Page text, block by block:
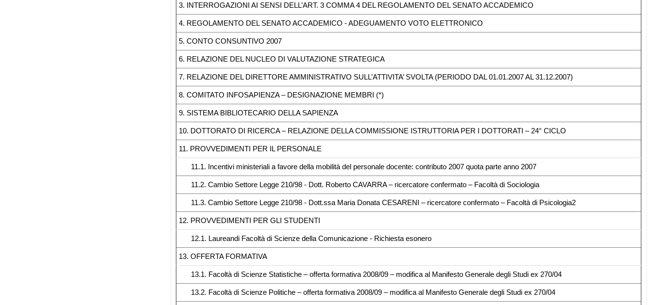
3. INTERROGAZIONI AI SENSI DELL’ART. 3 COMMA 4 DEL REGOLAMENTO DEL SENATO ACCADEMICO
4. REGOLAMENTO DEL SENATO ACCADEMICO - ADEGUAMENTO VOTO ELETTRONICO
5. CONTO CONSUNTIVO 2007
6. RELAZIONE DEL NUCLEO DI VALUTAZIONE STRATEGICA
7. RELAZIONE DEL DIRETTORE AMMINISTRATIVO SULL’ATTIVITA’ SVOLTA (PERIODO DAL 01.01.2007 AL 31.12.2007)
8. COMITATO INFOSAPIENZA – DESIGNAZIONE MEMBRI (*)
9. SISTEMA BIBLIOTECARIO DELLA SAPIENZA
10. DOTTORATO DI RICERCA – RELAZIONE DELLA COMMISSIONE ISTRUTTORIA PER I DOTTORATI – 24° CICLO
11. PROVVEDIMENTI PER IL PERSONALE
11.1. Incentivi ministeriali a favore della mobilità del personale docente: contributo 2007 quota parte anno 2007
11.2. Cambio Settore Legge 210/98 - Dott. Roberto CAVARRA – ricercatore confermato – Facoltà di Sociologia
11.3. Cambio Settore Legge 210/98 - Dott.ssa Maria Donata CESARENI – ricercatore confermato – Facoltà di Psicologia2
12. PROVVEDIMENTI PER GLI STUDENTI
12.1. Laureandi Facoltà di Scienze della Comunicazione - Richiesta esonero
13. OFFERTA FORMATIVA
13.1. Facoltà di Scienze Statistiche – offerta formativa 2008/09 – modifica al Manifesto Generale degli Studi ex 270/04
13.2. Facoltà di Scienze Politiche – offerta formativa 2008/09 – modifica al Manifesto Generale degli Studi ex 270/04